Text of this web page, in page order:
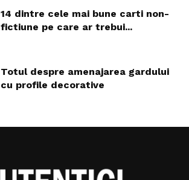
14 dintre cele mai bune carti non-
fictiune pe care ar trebui...
Totul despre amenajarea gardului
cu profile decorative